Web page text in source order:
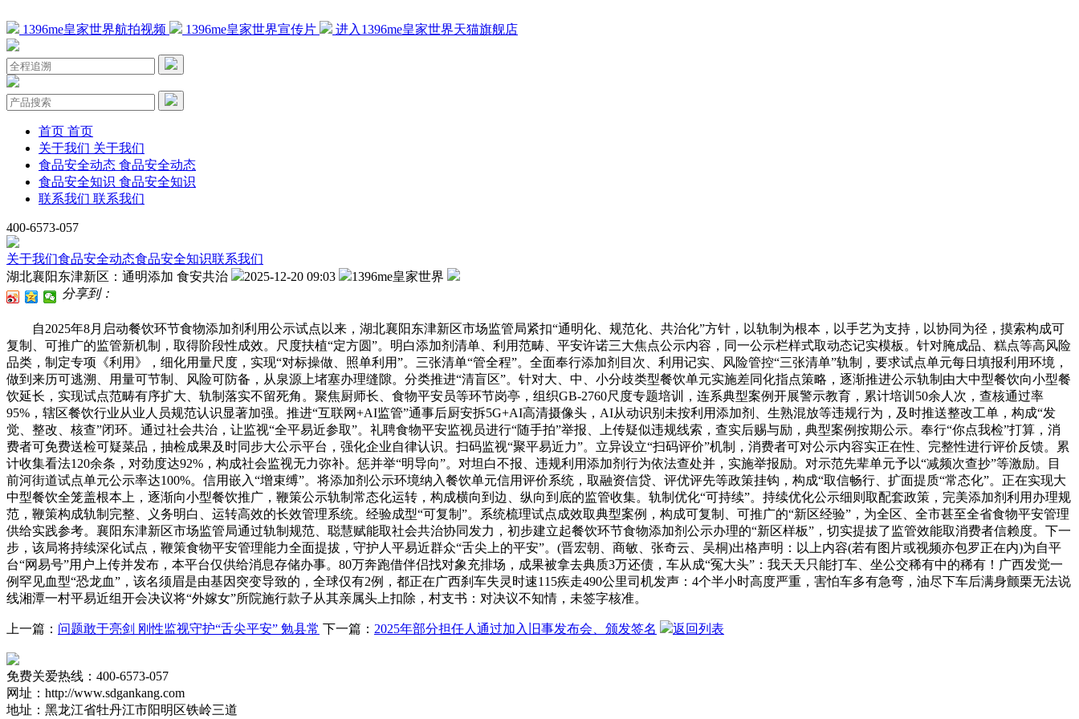
1396me皇家世界航拍视频 1396me皇家世界宣传片 进入1396me皇家世界天猫旗舰店
首页 首页
关于我们 关于我们
食品安全动态 食品安全动态
食品安全知识 食品安全知识
联系我们 联系我们
400-6573-057
关于我们食品安全动态食品安全知识联系我们
湖北襄阳东津新区：通明添加 食安共治
2025-12-20 09:03
1396me皇家世界
分享到：
自2025年8月启动餐饮环节食物添加剂利用公示试点以来，湖北襄阳东津新区市场监管局紧扣“通明化、规范化、共治化”方针，以轨制为根本，以手艺为支持，以协同为径，摸索构成可
复制、可推广的监管新机制，取得阶段性成效。尺度扶植“定方圆”。明白添加剂清单、利用范畴、平安许诺三大焦点公示内容，同一公示栏样式取动态记实模板。针对腌成品、糕点等高风险
品类，制定专项《利用》，细化用量尺度，实现“对标操做、照单利用”。三张清单“管全程”。全面奉行添加剂目次、利用记实、风险管控“三张清单”轨制，要求试点单元每日填报利用环境，
做到来历可逃溯、用量可节制、风险可防备，从泉源上堵塞办理缝隙。分类推进“清盲区”。针对大、中、小分歧类型餐饮单元实施差同化指点策略，逐渐推进公示轨制由大中型餐饮向小型餐
饮延长，实现试点范畴有序扩大、轨制落实不留死角。聚焦厨师长、食物平安员等环节岗亭，组织GB-2760尺度专题培训，连系典型案例开展警示教育，累计培训50余人次，查核通过率
95%，辖区餐饮行业从业人员规范认识显著加强。推进“互联网+AI监管”通事后厨安拆5G+AI高清摄像头，AI从动识别未按利用添加剂、生熟混放等违规行为，及时推送整改工单，构成“发
觉、整改、核查”闭环。通过社会共治，让监视“全平易近参取”。礼聘食物平安监视员进行“随手拍”举报、上传疑似违规线索，查实后赐与励，典型案例按期公示。奉行“你点我检”打算，消
费者可免费送检可疑菜品，抽检成果及时同步大公示平台，强化企业自律认识。扫码监视“聚平易近力”。立异设立“扫码评价”机制，消费者可对公示内容实正在性、完整性进行评价反馈。累
计收集看法120余条，对劲度达92%，构成社会监视无力弥补。惩并举“明导向”。对坦白不报、违规利用添加剂行为依法查处并，实施举报励。对示范先辈单元予以“减频次查抄”等激励。目
前河街道试点单元公示率达100%。信用嵌入“增束缚”。将添加剂公示环境纳入餐饮单元信用评价系统，取融资信贷、评优评先等政策挂钩，构成“取信畅行、扩面提质“常态化”。正在实现大
中型餐饮全笼盖根本上，逐渐向小型餐饮推广，鞭策公示轨制常态化运转，构成横向到边、纵向到底的监管收集。轨制优化“可持续”。持续优化公示细则取配套政策，完美添加剂利用办理规
范，鞭策构成轨制完整、义务明白、运转高效的长效管理系统。经验成型“可复制”。系统梳理试点成效取典型案例，构成可复制、可推广的“新区经验”，为全区、全市甚至全省食物平安管理
供给实践参考。襄阳东津新区市场监管局通过轨制规范、聪慧赋能取社会共治协同发力，初步建立起餐饮环节食物添加剂公示办理的“新区样板”，切实提拔了监管效能取消费者信赖度。下一
步，该局将持续深化试点，鞭策食物平安管理能力全面提拔，守护人平易近群众“舌尖上的平安”。(晋宏朝、商敏、张奇云、吴桐)出格声明：以上内容(若有图片或视频亦包罗正在内)为自平
台“网易号”用户上传并发布，本平台仅供给消息存储办事。80万奔跑借伴侣找对象充排场，成果被拿去典质3万还债，车从成“冤大头”：我天天只能打车、坐公交稀有中的稀有！广西发觉一
例罕见血型“恐龙血”，该名须眉是由基因突变导致的，全球仅有2例，都正在广西刹车失灵时速115疾走490公里司机发声：4个半小时高度严重，害怕车多有急弯，油尽下车后满身颤栗无法说
线湘潭一村平易近组开会决议将“外嫁女”所院施行款子从其亲属头上扣除，村支书：对决议不知情，未签字核准。
上一篇： 问题敢于亮剑 刚性监视守护“舌尖平安” 勉县常 下一篇： 2025年部分担任人通过加入旧事发布会、颁发签名 返回列表
免费关爱热线：400-6573-057
网址：http://www.sdgankang.com
地址：黑龙江省牡丹江市阳明区铁岭三道